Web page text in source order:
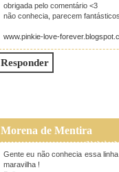
obrigada pelo comentário <3
não conhecia, parecem
www.pinkie-love-
Responder
Morena de Mentira
21 de
Gente eu não conhecia essa
maravilha !